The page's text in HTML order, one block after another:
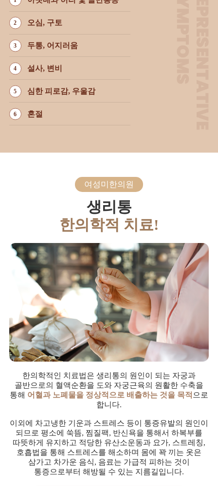
오심, 구토
두통, 어지러움
설사, 변비
심한 피로감, 우울감
혼절
여성미한의원
생리통
한의학적 치료!
한의학적인 치료법은 생리통의 원인이 되는 자궁과
골반으로의 혈액순환을 도와 자궁근육의 원활한 수축을
통해 어혈과 노폐물을 정상적으로 배출하는 것을 목적 으로
합니다.
이외에 차고냉한 기운과 스트레스 등이 통증유발의 원인이
되므로 평소에 쑥뜸, 찜질팩, 반신욕을 통해서 하복부를
따뜻하게 유지하고 적당한 유산소운동과 요가, 스트레칭,
호흡법을 통해 스트레스를 해소하며 몸에 꽉 끼는 옷은
삼가고 차가운 음식, 음료는 가급적 피하는 것이
통증으로부터 해방될 수 있는 지름길입니다.